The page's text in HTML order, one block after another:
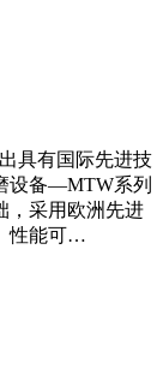
具有国际先进技
设备—MTW系列
，采用欧洲先进
性能可…